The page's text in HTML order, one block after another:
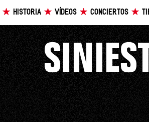
HISTORIA VÍDEOS CONCIERTOS